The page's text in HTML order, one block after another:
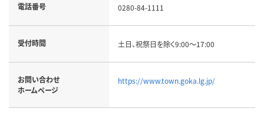
電話番号 0280-84-1111
受付時間 土日、祝祭日を除く9:00～17:00
お問い合わせ
ホームページ
https://www.town.goka.lg.jp/